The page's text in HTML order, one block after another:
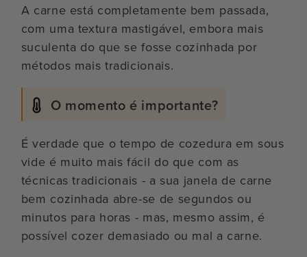
A carne está completamente bem passada,
com uma textura mastigável, embora mais
suculenta do que se fosse cozinhada por
métodos mais tradicionais.
O momento é importante?
É verdade que o tempo de cozedura em sous
vide é muito mais fácil do que com as
técnicas tradicionais - a sua janela de carne
bem cozinhada abre-se de segundos ou
minutos para horas - mas, mesmo assim, é
possível cozer demasiado ou mal a carne.